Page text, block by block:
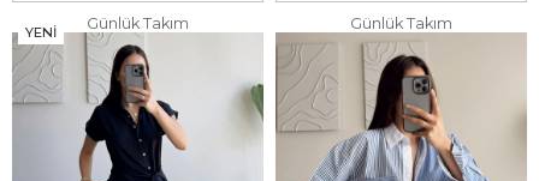
Günlük Takım
YENI
ÜRÜN
Günlük Takım